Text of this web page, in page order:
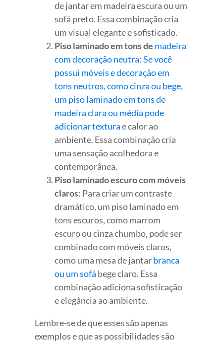
de jantar em madeira escura ou um
sofá preto. Essa combinação cria
um visual elegante e sofisticado.
Piso laminado em tons de madeira
com decoração neutra: Se você
possui móveis e decoração em
tons neutros, como cinza ou bege,
um piso laminado em tons de
madeira clara ou média pode
adicionar texturae calor ao
ambiente. Essa combinação cria
uma sensação acolhedora e
contemporânea.
Piso laminado escuro com móveis
claros: Para criar um contraste
dramático, um piso laminado em
tons escuros, como marrom
escuro ou cinza chumbo, pode ser
combinado com móveis claros,
como uma mesa de jantarbranca
ou um sofá bege claro. Essa
combinação adiciona sofisticação
e elegância ao ambiente.
Lembre-se de que esses são apenas
exemplos e que as possibilidades são